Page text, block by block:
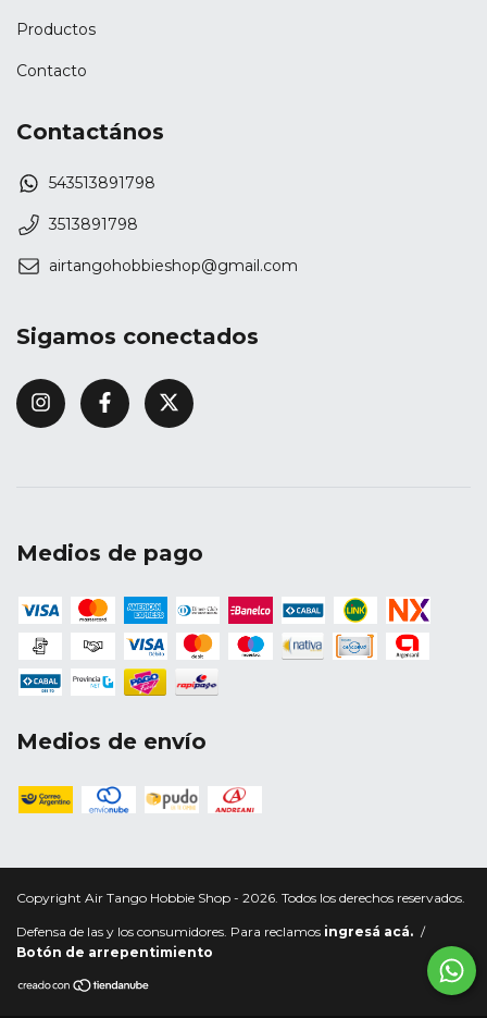
Productos
Contacto
Contactános
543513891798
3513891798
airtangohobbieshop@gmail.com
Sigamos conectados
Medios de pago
Medios de envío
Copyright Air Tango Hobbie Shop - 2026. Todos los derechos reservados.
Defensa de las y los consumidores. Para reclamos ingresá acá. /
Botón de arrepentimiento